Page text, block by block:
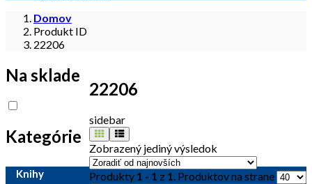
Domov
Produkt ID
22206
22206
sidebar
Zobrazený jediný výsledok
Produkty 1 - 1 z 1. Produktov na strane
Na sklade
Kategórie
Knihy